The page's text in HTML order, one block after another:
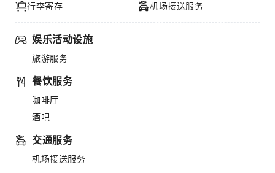
行李寄存 机场接送服务
娱乐活动设施
旅游服务
餐饮服务
咖啡厅
酒吧
交通服务
机场接送服务